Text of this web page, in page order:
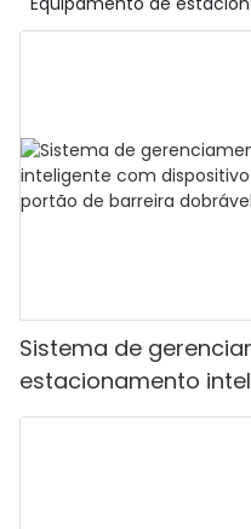
Sistema de
estacionamento
de bilhete de